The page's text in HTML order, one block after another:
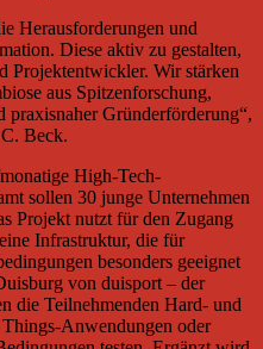
Herausforderungen und
Diese aktiv zu gestalten,
Projektentwickler. Wir stärken
aus Spitzenforschung,
Gründerförderung“,
Beck.
High-Tech-
sollen 30 junge Unternehmen
Projekt nutzt für den Zugang
Infrastruktur, die für
besonders geeignet
von duisport – der
die Teilnehmenden Hard- und
Anwendungen oder